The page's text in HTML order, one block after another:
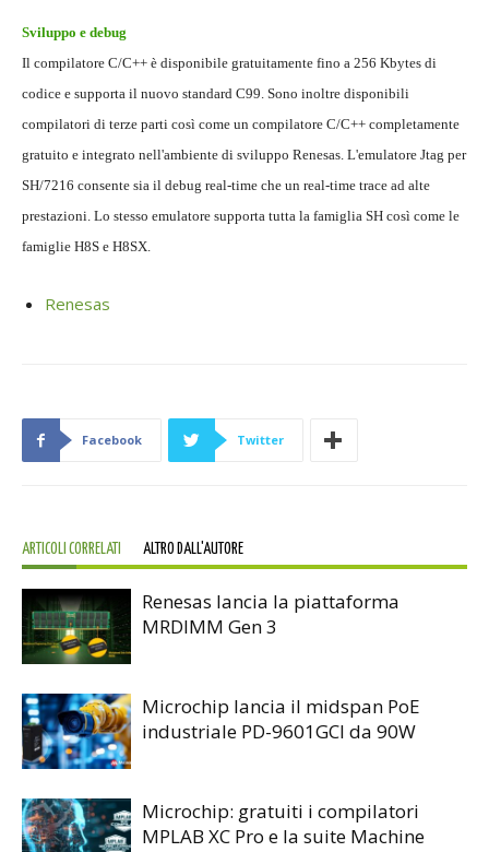
Sviluppo e debug
Il compilatore C/C++ è disponibile gratuitamente fino a 256 Kbytes di
codice e supporta il nuovo standard C99. Sono inoltre disponibili
compilatori di terze parti così come un compilatore C/C++ completamente
gratuito e integrato nell'ambiente di sviluppo Renesas. L'emulatore Jtag per
SH/7216 consente sia il debug real-time che un real-time trace ad alte
prestazioni. Lo stesso emulatore supporta tutta la famiglia SH così come le
famiglie H8S e H8SX.
Renesas
Facebook Twitter
ARTICOLI CORRELATI ALTRO DALL'AUTORE
Renesas lancia la piattaforma
MRDIMM Gen 3
Microchip lancia il midspan PoE
industriale PD-9601GCI da 90W
Microchip: gratuiti i compilatori
MPLAB XC Pro e la suite Machine